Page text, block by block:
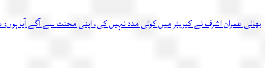
بھائی عمران اشرف نے کیریئر میں کوئی مدد نہیں کی، اپنی محنت سے آگے آیا